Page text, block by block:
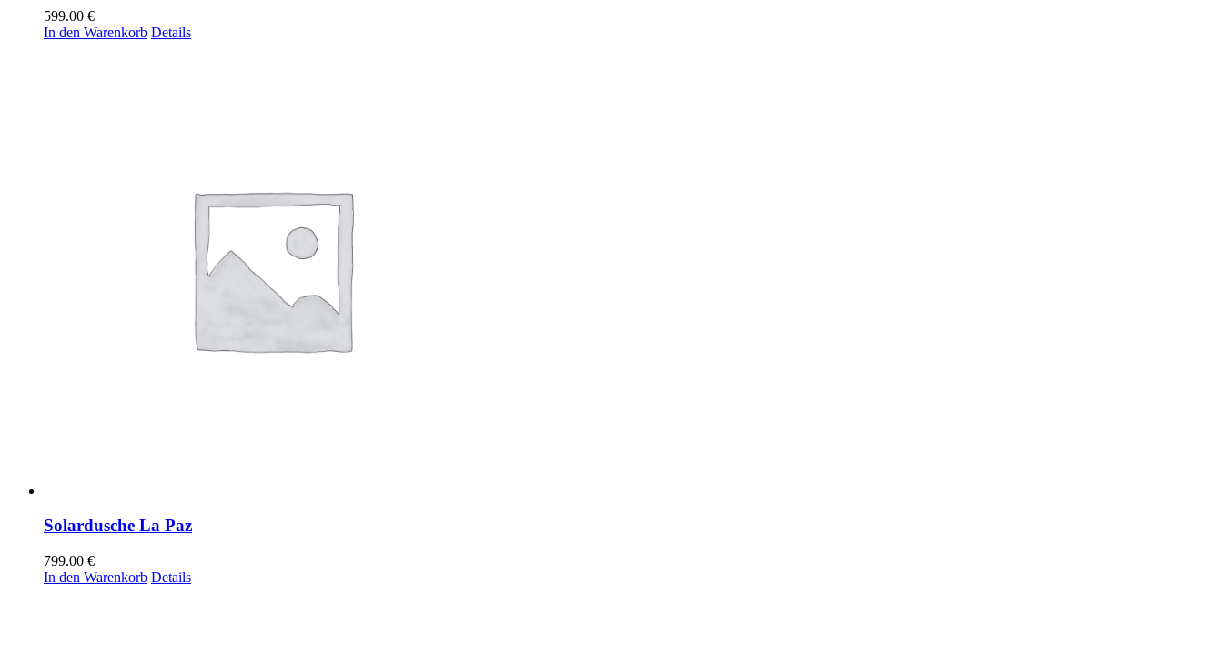
599.00 €
In den Warenkorb Details
Solardusche La Paz
799.00 €
In den Warenkorb Details